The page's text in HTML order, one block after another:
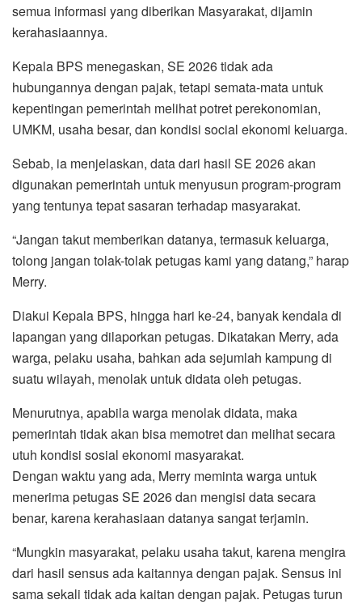
semua informasi yang diberikan Masyarakat, dijamin
kerahasiaannya.
Kepala BPS menegaskan, SE 2026 tidak ada
hubungannya dengan pajak, tetapi semata-mata untuk
kepentingan pemerintah melihat potret perekonomian,
UMKM, usaha besar, dan kondisi social ekonomi keluarga.
Sebab, ia menjelaskan, data dari hasil SE 2026 akan
digunakan pemerintah untuk menyusun program-program
yang tentunya tepat sasaran terhadap masyarakat.
“Jangan takut memberikan datanya, termasuk keluarga,
tolong jangan tolak-tolak petugas kami yang datang,” harap
Merry.
Diakui Kepala BPS, hingga hari ke-24, banyak kendala di
lapangan yang dilaporkan petugas. Dikatakan Merry, ada
warga, pelaku usaha, bahkan ada sejumlah kampung di
suatu wilayah, menolak untuk didata oleh petugas.
Menurutnya, apabila warga menolak didata, maka
pemerintah tidak akan bisa memotret dan melihat secara
utuh kondisi sosial ekonomi masyarakat.
Dengan waktu yang ada, Merry meminta warga untuk
menerima petugas SE 2026 dan mengisi data secara
benar, karena kerahasiaan datanya sangat terjamin.
“Mungkin masyarakat, pelaku usaha takut, karena mengira
dari hasil sensus ada kaitannya dengan pajak. Sensus ini
sama sekali tidak ada kaitan dengan pajak. Petugas turun